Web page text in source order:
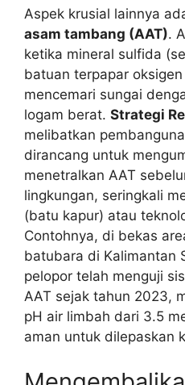
Aspek krusial lainnya
asam tambang (AAT).
ketika mineral sulfida
batuan terpapar
mencemari sungai
logam berat. Strategi
melibatkan
dirancang untuk
menetralkan AAT
lingkungan, seringkali
(batu kapur) atau
Contohnya, di bekas
batubara di Kalimantan
pelopor telah menguji
AAT sejak tahun 2023,
pH air limbah dari 3.5
aman untuk dilepaskan